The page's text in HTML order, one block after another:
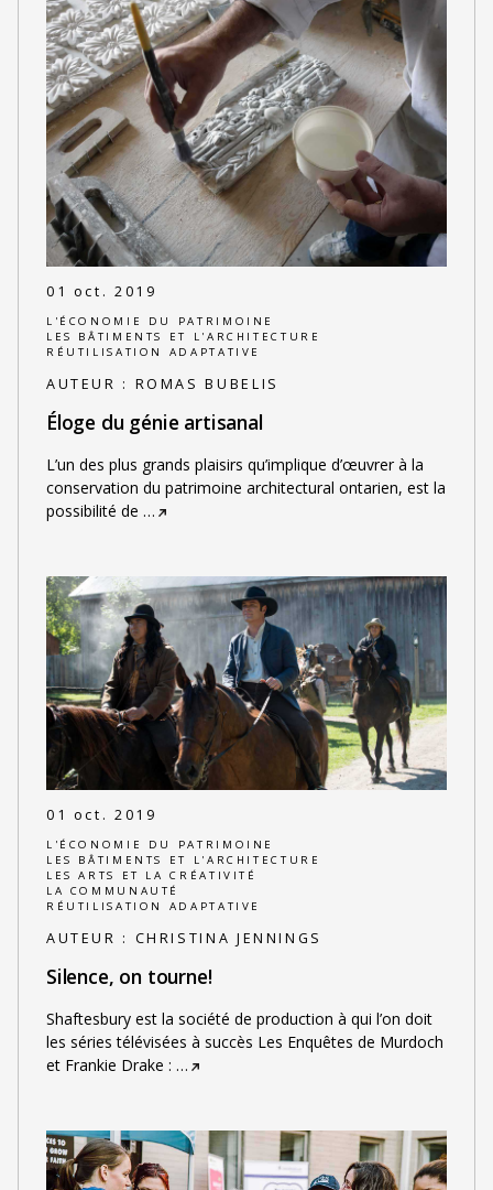
01 oct. 2019
L'ÉCONOMIE DU PATRIMOINE
LES BÂTIMENTS ET L'ARCHITECTURE
RÉUTILISATION ADAPTATIVE
AUTEUR : ROMAS BUBELIS
Éloge du génie artisanal
L’un des plus grands plaisirs qu’implique d’œuvrer à la
conservation du patrimoine architectural ontarien, est la
possibilité de …
01 oct. 2019
L'ÉCONOMIE DU PATRIMOINE
LES BÂTIMENTS ET L'ARCHITECTURE
LES ARTS ET LA CRÉATIVITÉ
LA COMMUNAUTÉ
RÉUTILISATION ADAPTATIVE
AUTEUR : CHRISTINA JENNINGS
Silence, on tourne!
Shaftesbury est la société de production à qui l’on doit
les séries télévisées à succès Les Enquêtes de Murdoch
et Frankie Drake : …